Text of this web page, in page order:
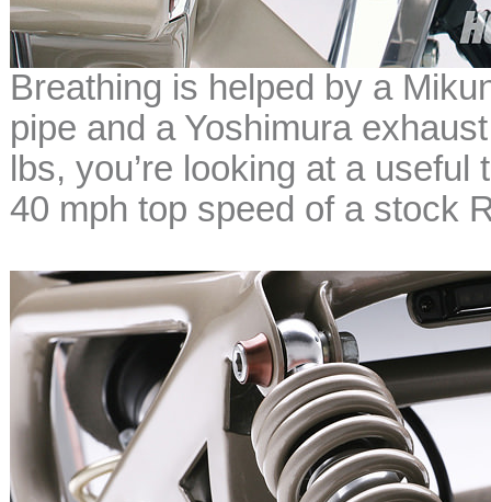
Breathing is helped by a
pipe and a Yoshimura
lbs, you’re looking at a
40 mph top speed of a stock